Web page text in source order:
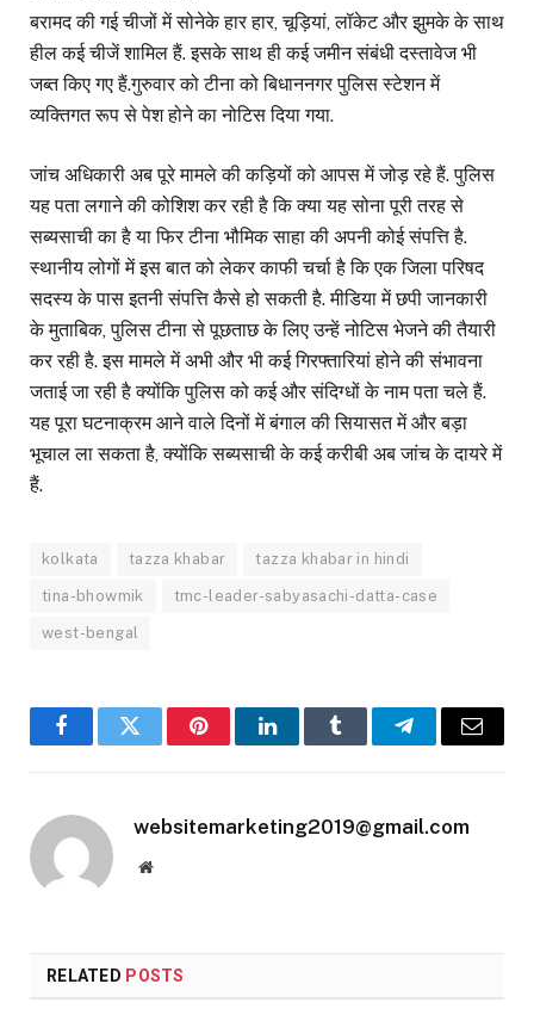
बरामद की गई चीजों में सोनेके हार हार, चूड़ियां, लॉकेट और झुमके के साथ
हील कई चीजें शामिल हैं. इसके साथ ही कई जमीन संबंधी दस्तावेज भी
जब्त किए गए हैं.गुरुवार को टीना को बिधाननगर पुलिस स्टेशन में
व्यक्तिगत रूप से पेश होने का नोटिस दिया गया.
जांच अधिकारी अब पूरे मामले की कड़ियों को आपस में जोड़ रहे हैं. पुलिस
यह पता लगाने की कोशिश कर रही है कि क्या यह सोना पूरी तरह से
सब्यसाची का है या फिर टीना भौमिक साहा की अपनी कोई संपत्ति है.
स्थानीय लोगों में इस बात को लेकर काफी चर्चा है कि एक जिला परिषद
सदस्य के पास इतनी संपत्ति कैसे हो सकती है. मीडिया में छपी जानकारी
के मुताबिक, पुलिस टीना से पूछताछ के लिए उन्हें नोटिस भेजने की तैयारी
कर रही है. इस मामले में अभी और भी कई गिरफ्तारियां होने की संभावना
जताई जा रही है क्योंकि पुलिस को कई और संदिग्धों के नाम पता चले हैं.
यह पूरा घटनाक्रम आने वाले दिनों में बंगाल की सियासत में और बड़ा
भूचाल ला सकता है, क्योंकि सब्यसाची के कई करीबी अब जांच के दायरे में
हैं.
kolkata tazza khabar tazza khabar in hindi
tina-bhowmik tmc-leader-sabyasachi-datta-case
west-bengal
FacebookTwitter PinterestLinkedInTumblr TelegramEmail
websitemarketing2019@gmail.com
Website
RELATED POSTS